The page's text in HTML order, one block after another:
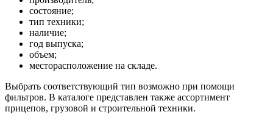
состояние;
тип техники;
наличие;
год выпуска;
объем;
месторасположение на складе.
Выбрать соответствующий тип возможно при помощи
фильтров. В каталоге представлен также ассортимент
прицепов, грузовой и строительной техники.